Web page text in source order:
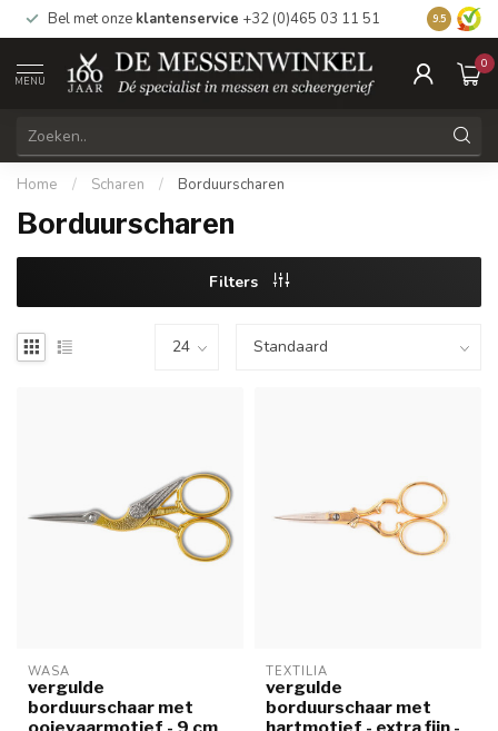
Bel met onze klantenservice +32 (0)465 03 11 51 Bezoek
9.5
MENU
0
Home / Scharen / Borduurscharen
Borduurscharen
Filters
WASA
vergulde
borduurschaar met
TEXTILIA
vergulde
borduurschaar met